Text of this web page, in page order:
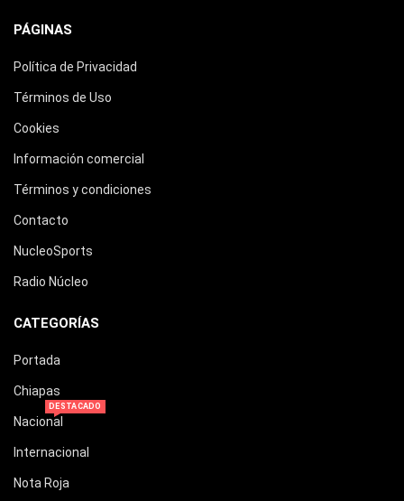
PÁGINAS
Política de Privacidad
Términos de Uso
Cookies
Información comercial
Términos y condiciones
Contacto
NucleoSports
Radio Núcleo
CATEGORÍAS
Portada
Chiapas
Nacional
DESTACADO
Internacional
Nota Roja